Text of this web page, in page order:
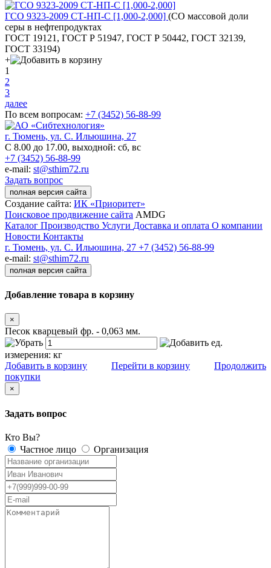
ГСО 9323-2009 СТ-НП-С [1,000-2,000] (СО массовой доли
серы в нефтепродуктах
ГОСТ 19121, ГОСТ Р 51947, ГОСТ Р 50442, ГОСТ 32139,
ГОСТ 33194)
+
1
2
3
далее
По всем вопросам: +7 (3452) 56-88-99
г. Тюмень, ул. С. Ильюшина, 27
С 8.00 до 17.00, выходной: сб, вс
+7 (3452) 56-88-99
e-mail: st@sthim72.ru
Задать вопрос
полная версия сайта
Создание сайта: ИК «Приоритет»
Поисковое продвижение сайта AMDG
Каталог Производство Услуги Доставка и оплата О компании
Новости Контакты
г. Тюмень, ул. С. Ильюшина, 27 +7 (3452) 56-88-99
e-mail: st@sthim72.ru
полная версия сайта
Добавление товара в корзину
×
Песок кварцевый фр. - 0,063 мм.
ед.
измерения: кг
Добавить в корзину
Перейти в корзину
Продолжить
покупки
×
Задать вопрос
Кто Вы?
Частное лицо
Организация